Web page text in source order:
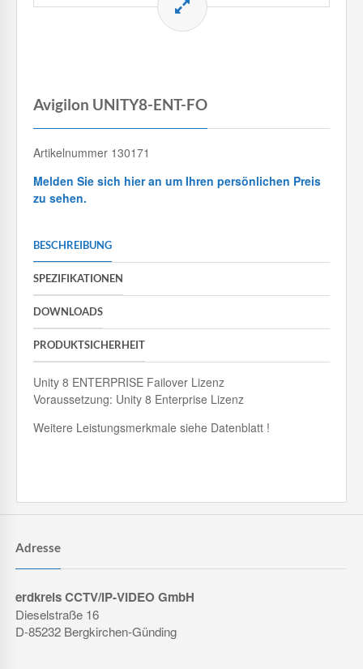
Avigilon UNITY8-ENT-FO
Artikelnummer 130171
Melden Sie sich hier an um Ihren persönlichen Preis
zu sehen.
BESCHREIBUNG
SPEZIFIKATIONEN
DOWNLOADS
PRODUKTSICHERHEIT
Unity 8 ENTERPRISE Failover Lizenz
Voraussetzung: Unity 8 Enterprise Lizenz
Weitere Leistungsmerkmale siehe Datenblatt !
Adresse
erdkreis CCTV/IP-VIDEO GmbH
Dieselstraße 16
D-85232 Bergkirchen-Günding